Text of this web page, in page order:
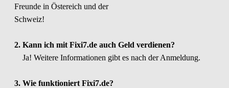
Freunde in Östereich und der
Schweiz!
2. Kann ich mit Fixi7.de auch Geld verdienen?
Ja! Weitere Informationen gibt es nach der Anmeldung.
3. Wie funktioniert Fixi7.de?